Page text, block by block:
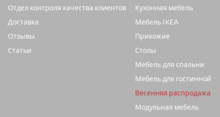
Кухонная мебель
Мебель IKEA
Прихожие
Столы
Мебель для спальни
Мебель для гостинной
Весенняя распродажа
Модульная мебель
Отдел контроля качества клиентов
Доставка
Отзывы
Статьи